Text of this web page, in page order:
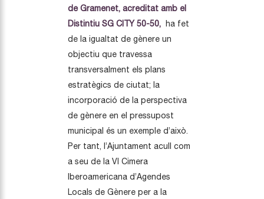
de Gramenet, acreditat amb el
Distintiu SG CITY 50-50, ha fet
de la igualtat de gènere un
objectiu que travessa
transversalment els plans
estratègics de ciutat; la
incorporació de la perspectiva
de gènere en el pressupost
municipal és un exemple d’això.
Per tant, l’Ajuntament acull com
a seu de la VI Cimera
Iberoamericana d’Agendes
Locals de Gènere per a la